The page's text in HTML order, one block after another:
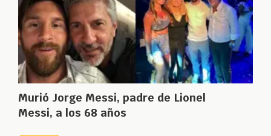
Murió Jorge Messi, padre de Lionel
Messi, a los 68 años